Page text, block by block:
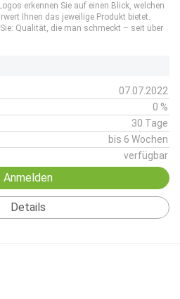
erkennen Sie auf einen Blick, welchen
Ihnen das jeweilige Produkt bietet.
Qualität, die man schmeckt – seit über
07.07.2022
0 %
30 Tage
bis 6 Wochen
verfügbar
Anmelden
Details